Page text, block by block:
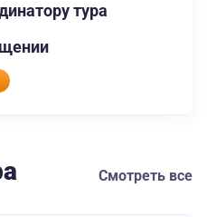
тура
Смотреть все